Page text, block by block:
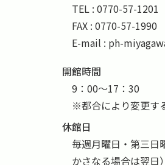
TEL : 0770-57-1201
FAX : 0770-57-1990
E-mail : ph-
開館時間
9：00～17：30
※都合により変更す
休館日
毎週月曜日・第三日
かさなる場合は翌日